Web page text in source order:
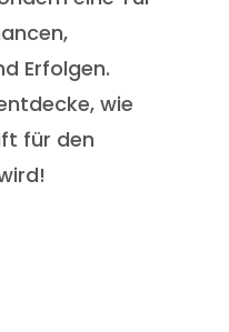
Erfolgen.
wie
für den